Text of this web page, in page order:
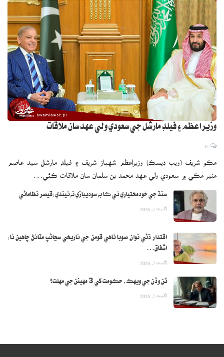
وزيراعظم ۽ فيلڊ مارشل جي سعودي ولي عهد سان ملاقات
مڪو شريف (ويب ڊيسڪ) وزيراعظم شهباز شريف ۽ فيلڊ مارشل سيد عاصم
منير مڪي ۾ سعودي ولي عهد محمد بن سلمان سان ملاقات ڪئي…
سنڌ جي خودمختياري تي ڪا به سوديبازي نه ٿيندي:قيصر نظاماڻي
اگست 7, 2026
اقتدار ڌڻي نوان صوبا ٺاهي قومن جي تاريخي سڃاڻپ مٽائڻ چاهين ٿا:
اشفاق…
اگست 7, 2026
ٽن وڏن جي ويهڪ، حڪومت کي 3 مهينن جي مهلت؟
اگست 7, 2026